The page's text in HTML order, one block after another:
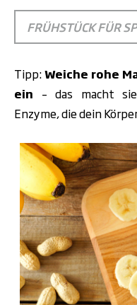
FRÜHSTÜCK FÜR
Tipp:Weiche rohe
ein – das macht
Enzyme, die dein